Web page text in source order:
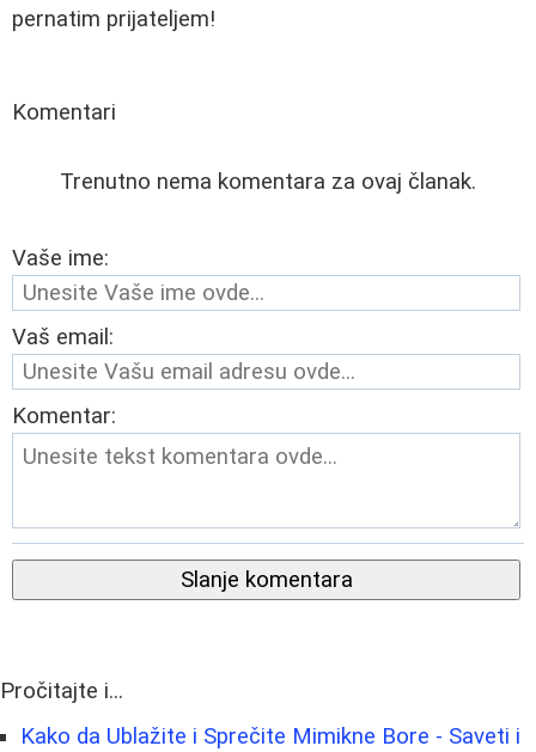
pernatim prijateljem!
Komentari
Trenutno nema komentara za ovaj članak.
Vaše ime:
Vaš email:
Komentar:
Slanje komentara
Pročitajte i...
Kako da Ublažite i Sprečite Mimikne Bore - Saveti i